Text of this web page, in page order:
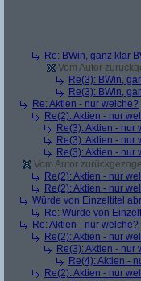
Re: BWin, ganz klar
Vom Autor
Re(3): BWin,
Re(3): BWin,
Re: Aktien - nur welche?
Re(2): Aktien - nur
Re(3): Aktien - nur
Re(3): Aktien - nur
Re(3): Aktien - nur
Vom Autor
Re(2): Aktien - nur
Re(2): Aktien - nur
Würde von Einzeltitel
Re: Würde von
Re: Aktien - nur welche?
Re(2): Aktien - nur
Re(3): Aktien - nur
Re(4): Aktien -
Re(2): Aktien - nur